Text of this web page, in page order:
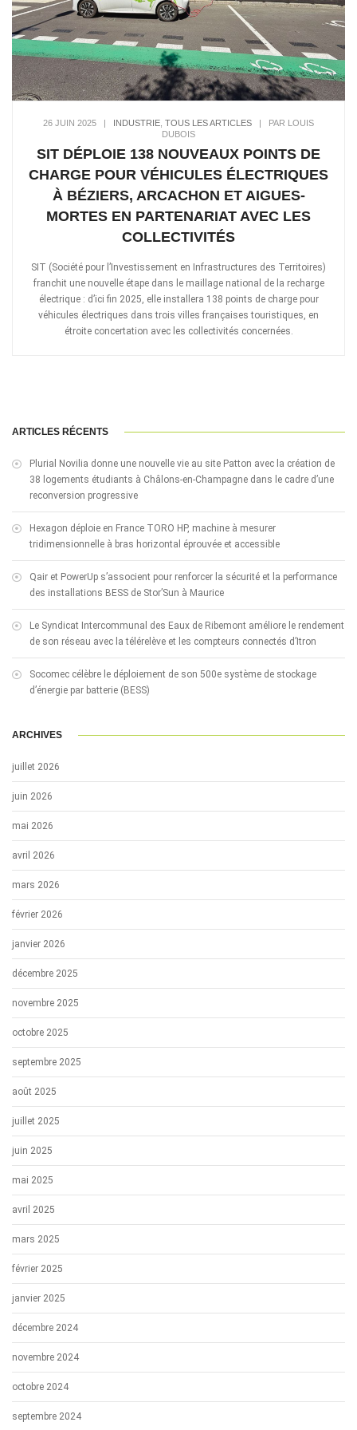
26 JUIN 2025 | INDUSTRIE TOUS LES ARTICLES | PAR LOUIS
DUBOIS
SIT DÉPLOIE 138 NOUVEAUX POINTS DE
CHARGE POUR VÉHICULES ÉLECTRIQUES
À BÉZIERS, ARCACHON ET AIGUES-
MORTES EN PARTENARIAT AVEC LES
COLLECTIVITÉS
SIT (Société pour l’Investissement en Infrastructures des Territoires)
franchit une nouvelle étape dans le maillage national de la recharge
électrique : d’ici fin 2025, elle installera 138 points de charge pour
véhicules électriques dans trois villes françaises touristiques, en
étroite concertation avec les collectivités concernées.
ARTICLES RÉCENTS
Plurial Novilia donne une nouvelle vie au site Patton avec la création de
38 logements étudiants à Châlons-en-Champagne dans le cadre d’une
reconversion progressive
Hexagon déploie en France TORO HP, machine à mesurer
tridimensionnelle à bras horizontal éprouvée et accessible
Qair et PowerUp s’associent pour renforcer la sécurité et la performance
des installations BESS de Stor’Sun à Maurice
Le Syndicat Intercommunal des Eaux de Ribemont améliore le rendement
de son réseau avec la télérelève et les compteurs connectés d’Itron
Socomec célèbre le déploiement de son 500e système de stockage
d’énergie par batterie (BESS)
ARCHIVES
juillet 2026
juin 2026
mai 2026
avril 2026
mars 2026
février 2026
janvier 2026
décembre 2025
novembre 2025
octobre 2025
septembre 2025
août 2025
juillet 2025
juin 2025
mai 2025
avril 2025
mars 2025
février 2025
janvier 2025
décembre 2024
novembre 2024
octobre 2024
septembre 2024